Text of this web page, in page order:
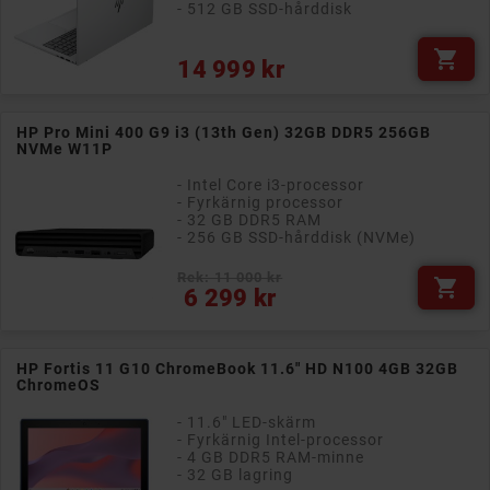
- 512 GB SSD-hårddisk
14 999 kr
Pris 
HP Pro Mini 400 G9 i3 (13th Gen) 32GB DDR5 256GB
NVMe W11P
- Intel Core i3-processor
- Fyrkärnig processor
- 32 GB DDR5 RAM
- 256 GB SSD-hårddisk (NVMe)
6 299 kr
Pris 
HP Fortis 11 G10 ChromeBook 11.6" HD N100 4GB 32GB
ChromeOS
- 11.6" LED-skärm
- Fyrkärnig Intel-processor
- 4 GB DDR5 RAM-minne
- 32 GB lagring